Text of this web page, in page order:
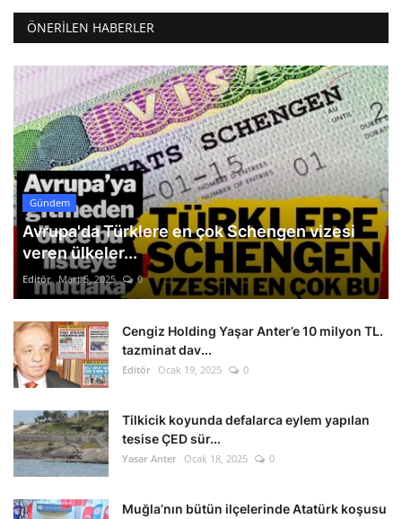
ÖNERILEN HABERLER
Gündem
Avrupa'da Türklere en çok Schengen vizesi
veren ülkeler...
Editör Mart 5, 2025 0
Cengiz Holding Yaşar Anter’e 10 milyon TL.
tazminat dav...
Editör Ocak 19, 2025 0
Tilkicik koyunda defalarca eylem yapılan
tesise ÇED sür...
Yasar Anter Ocak 18, 2025 0
Muğla’nın bütün ilçelerinde Atatürk koşusu